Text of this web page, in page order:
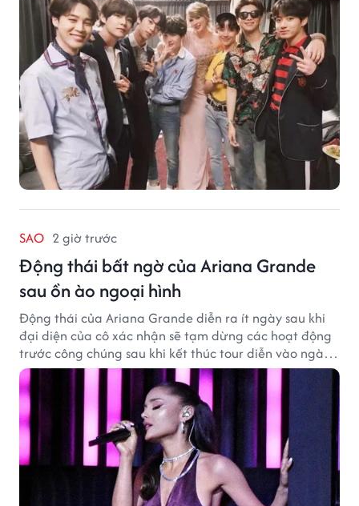
SAO 2 giờ trước
Động thái bất ngờ của Ariana Grande
sau ồn ào ngoại hình
Động thái của Ariana Grande diễn ra ít ngày sau khi
đại diện của cô xác nhận sẽ tạm dừng các hoạt động
trước công chúng sau khi kết thúc tour diễn vào ngày
1/9.